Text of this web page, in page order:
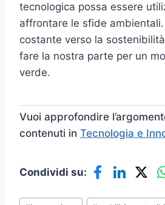
tecnologica possa essere
affrontare le sfide
costante verso la
fare la nostra parte per un
verde.
Vuoi approfondire
contenuti in Tecnologia e
Condividi su:
Tag